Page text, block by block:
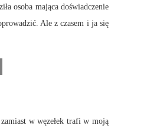
osoba mająca doświadczenie
Ale z czasem i ja się
w węzełek trafi w moją